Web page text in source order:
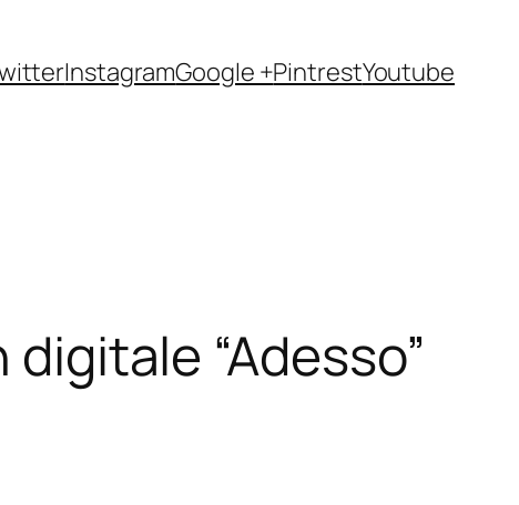
InstagramGoogle +PintrestYoutube
“Adesso”